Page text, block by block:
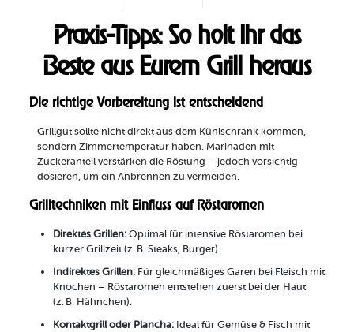
Praxis-Tipps: So holt Ihr das
Beste aus Eurem Grill heraus
Die richtige Vorbereitung ist entscheidend
Grillgut sollte nicht direkt aus dem Kühlschrank kommen,
sondern Zimmertemperatur haben. Marinaden mit
Zuckeranteil verstärken die Röstung – jedoch vorsichtig
dosieren, um ein Anbrennen zu vermeiden.
Grilltechniken mit Einfluss auf Röstaromen
Direktes Grillen:Optimal für intensive Röstaromen bei
kurzer Grillzeit (z. B. Steaks, Burger).
Indirektes Grillen:Für gleichmäßiges Garen bei Fleisch mit
Knochen – Röstaromen entstehen zuerst bei der Haut
(z. B. Hähnchen).
Kontaktgrill oder Plancha:Ideal für Gemüse & Fisch mit